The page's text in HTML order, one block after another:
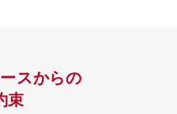
スからの
束